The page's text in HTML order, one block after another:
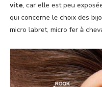
vite, car elle est peu
qui concerne le choix des
micro labret, micro fer à